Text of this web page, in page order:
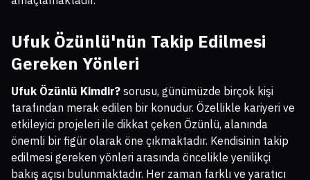
Ufuk Özünlü'nün Takip Edilmesi
Gereken Yönleri
Ufuk Özünlü Kimdir? sorusu, günümüzde birçok kişi
tarafından merak edilen bir konudur. Özellikle kariyeri ve
etkileyici projeleri ile dikkat çeken Özünlü, alanında
önemli bir figür olarak öne çıkmaktadır. Kendisinin takip
edilmesi gereken yönleri arasında öncelikle yenilikçi
bakış açısı bulunmaktadır. Her zaman farklı ve yaratıcı